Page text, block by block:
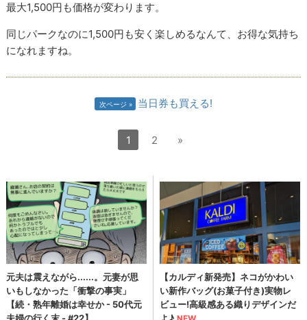
最大1,500円も価格が変わります。
同じパークなのに1,500円も安く楽しめるなんて、お得な気持ち
になれますね。
次ページ 当日券も買える!
1 2 »